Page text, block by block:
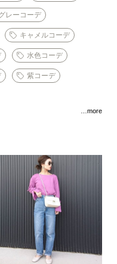
レーコーデ
キャメルコーデ
水色コーデ
紫コーデ
…more